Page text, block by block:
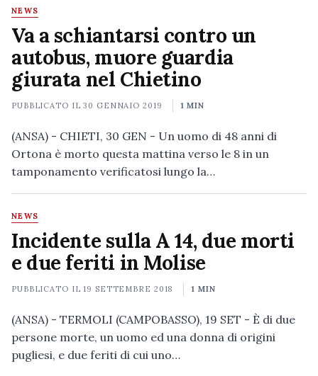
NEWS
Va a schiantarsi contro un
autobus, muore guardia
giurata nel Chietino
PUBBLICATO IL30 GENNAIO 2019 1 MIN
(ANSA) - CHIETI, 30 GEN - Un uomo di 48 anni di
Ortona è morto questa mattina verso le 8 in un
tamponamento verificatosi lungo la…
NEWS
Incidente sulla A 14, due morti
e due feriti in Molise
PUBBLICATO IL19 SETTEMBRE 2018 1 MIN
(ANSA) - TERMOLI (CAMPOBASSO), 19 SET - È di due
persone morte, un uomo ed una donna di origini
pugliesi, e due feriti di cui uno…